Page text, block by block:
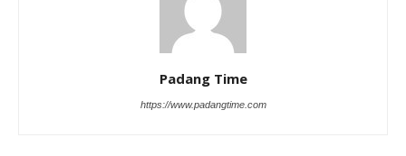
Padang Time
https://www.padangtime.com